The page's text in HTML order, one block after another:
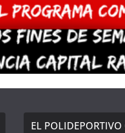
EL POLIDEPORTIVO